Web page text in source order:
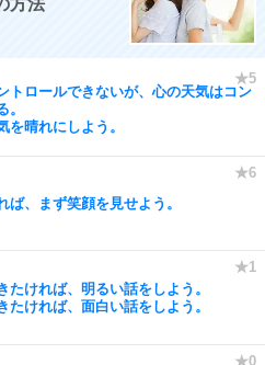
方法
トロールできないが、心の天気はコン
。
を晴れにしよう。
ば、まず笑顔を見せよう。
たければ、明るい話をしよう。
たければ、面白い話をしよう。